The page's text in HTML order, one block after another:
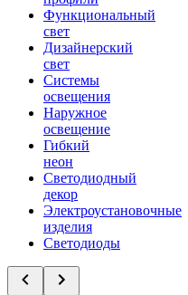
Функциональный
свет
Дизайнерский
свет
Системы
освещения
Наружное
освещение
Гибкий
неон
Светодиодный
декор
Электроустановочные
изделия
Светодиоды